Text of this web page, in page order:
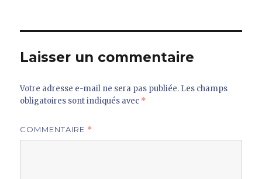
Laisser un commentaire
Votre adresse e-mail ne sera pas publiée. Les champs
obligatoires sont indiqués avec *
COMMENTAIRE *